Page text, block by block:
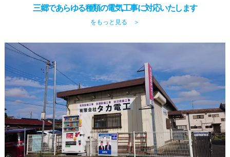
三郷であらゆる種類の電気工事に対応いたします
をもっと見る ＞